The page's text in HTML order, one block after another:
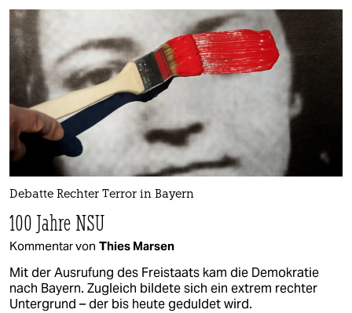
Debatte Rechter Terror in Bayern
100 Jahre NSU
Kommentar von Thies Marsen
Mit der Ausrufung des Freistaats kam die Demokratie
nach Bayern. Zugleich bildete sich ein extrem rechter
Untergrund – der bis heute geduldet wird.